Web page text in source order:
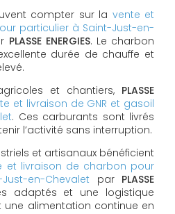
compter sur la vente et
particulier à Saint-Just-en-
PLASSE ENERGIES. Le charbon
durée de chauffe et
et chantiers, PLASSE
et livraison de GNR et gasoil
. Ces carburants sont livrés
l’activité sans interruption.
et artisanaux bénéficient
et livraison de charbon pour
en-Chevalet par PLASSE
adaptés et une logistique
alimentation continue en